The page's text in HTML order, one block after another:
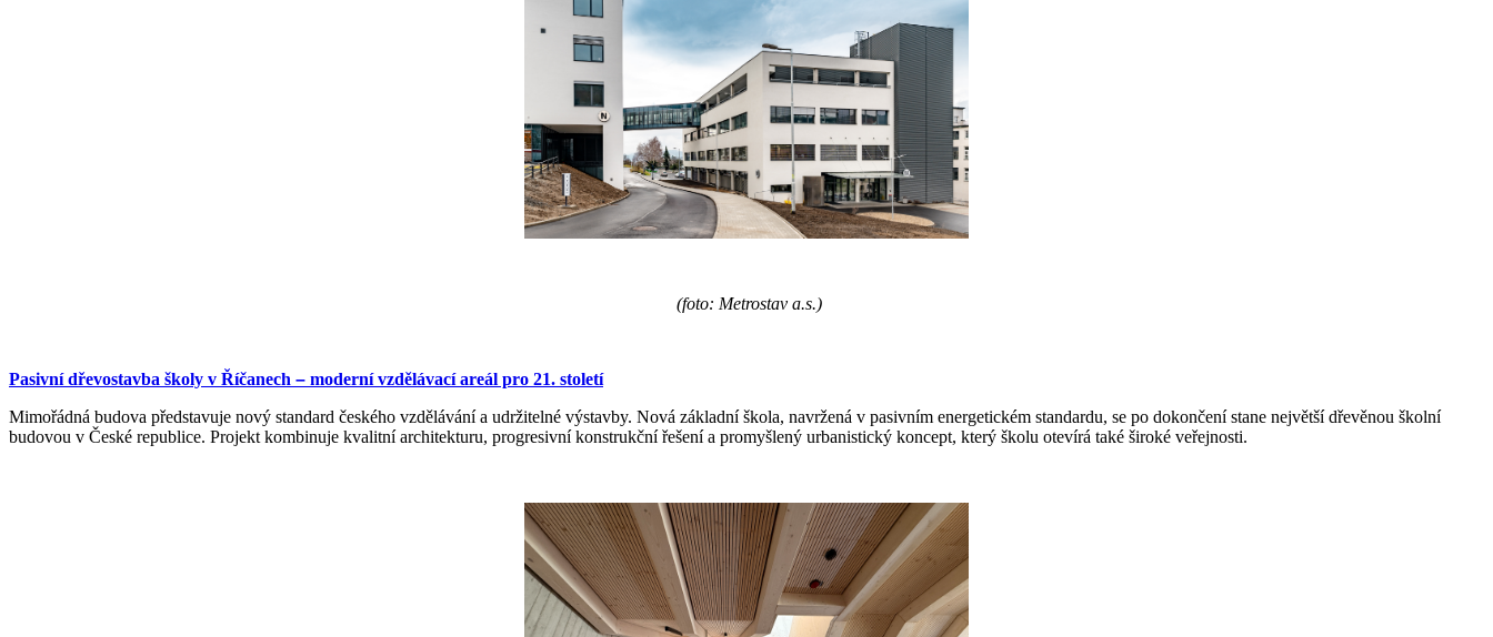
(foto: Metrostav a.s.)
Pasivní dřevostavba školy v Říčanech – moderní vzdělávací areál pro 21. století
Mimořádná budova představuje nový standard českého vzdělávání a udržitelné výstavby. Nová základní škola, navržená v pasivním energetickém standardu, se po dokončení stane největší dřevěnou školní
budovou v České republice. Projekt kombinuje kvalitní architekturu, progresivní konstrukční řešení a promyšlený urbanistický koncept, který školu otevírá také široké veřejnosti.